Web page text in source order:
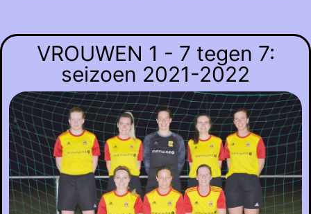
VROUWEN 1 - 7 tegen 7:
seizoen 2021-2022